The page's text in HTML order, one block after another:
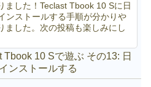
ました！Teclast Tbook 10 Sに日
ンストールする手順が分かりや
ました。次の投稿も楽しみにし
10 Sで遊ぶ その13: 日
ンストールする